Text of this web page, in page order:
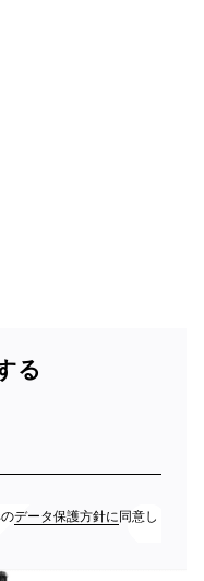
る
データ保護方針に 同意し